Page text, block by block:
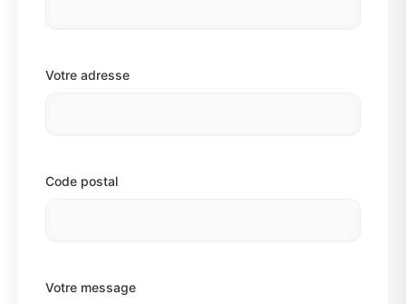
Votre adresse
Code postal
Votre message